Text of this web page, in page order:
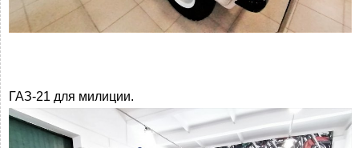
ГАЗ-21 для милиции.